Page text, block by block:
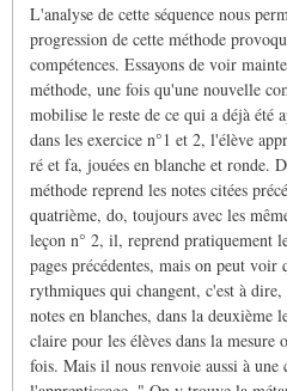
L'analyse de cette séquence nous
progression de cette méthode
compétences. Essayons de voir
méthode, une fois qu'une nouvelle
mobilise le reste de ce qui a déjà été
dans les exercice n°1 et 2, l'élève
ré et fa, jouées en blanche et ronde.
méthode reprend les notes citées
quatrième, do, toujours avec les
leçon n° 2, il, reprend pratiquement
pages précédentes, mais on peut voir
rythmiques qui changent, c'est à
notes en blanches, dans la deuxième
claire pour les élèves dans la mesure
fois. Mais il nous renvoie aussi à une